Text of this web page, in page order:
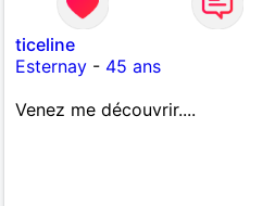
ticeline
Esternay- 45 ans
Venez me découvrir....